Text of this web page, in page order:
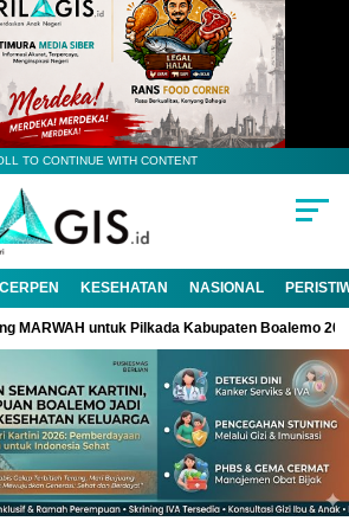
TO CONTINUE WITH CONTENT
CERPEN KESEHATAN NASIONAL
MARWAH untuk Pilkada Kabupaten Boalemo